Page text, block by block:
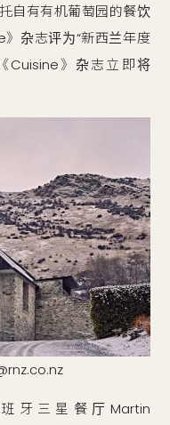
自有有机葡萄园的餐饮
杂志评为“新西兰年度
Cuisine》杂志立即将
牙三星餐厅Martin